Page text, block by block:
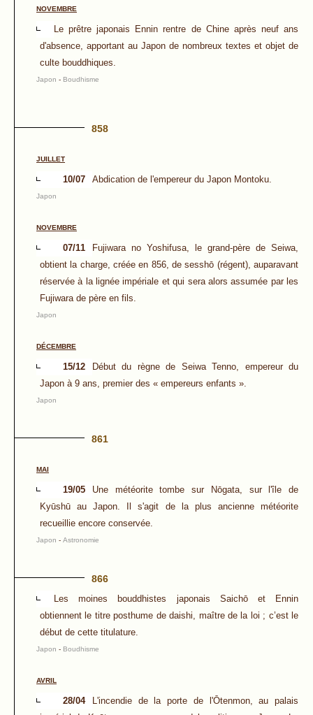
NOVEMBRE
Le prêtre japonais Ennin rentre de Chine après neuf ans
d'absence, apportant au Japon de nombreux textes et objet de
culte bouddhiques.
Japon - Boudhisme
858
JUILLET
10/07 Abdication de l'empereur du Japon Montoku.
Japon
NOVEMBRE
07/11
Fujiwara no Yoshifusa, le grand-père de Seiwa,
obtient la charge, créée en 856, de sesshō (régent), auparavant
réservée à la lignée impériale et qui sera alors assumée par les
Fujiwara de père en fils.
Japon
DÉCEMBRE
15/12
Début du règne de Seiwa Tenno, empereur du
Japon à 9 ans, premier des « empereurs enfants ».
Japon
861
MAI
19/05
Une météorite tombe sur Nōgata, sur l'île de
Kyūshū au Japon. Il s'agit de la plus ancienne météorite
recueillie encore conservée.
Japon - Astronomie
866
Les moines bouddhistes japonais Saichō et Ennin
obtiennent le titre posthume de daishi, maître de la loi ; c’est le
début de cette titulature.
Japon - Boudhisme
AVRIL
28/04
L'incendie de la porte de l'Ōtenmon, au palais